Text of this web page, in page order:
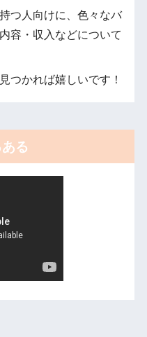
つ人向けに、色々なバ
容・収入などについて
つかれば嬉しいです！
る